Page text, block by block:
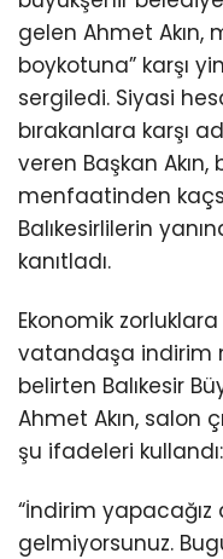
gelen Ahmet Akın,
boykotuna” karşı
sergiledi. Siyasi
bırakanlara karşı
veren Başkan Akın,
menfaatinden
Balıkesirlilerin
kanıtladı.
Ekonomik
vatandaşa indirim
belirten Balıkesir
Ahmet Akın, salon
şu ifadeleri kullandı:
“İndirim yapacağız
gelmiyorsunuz.